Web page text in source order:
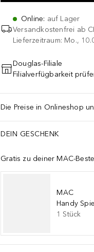
Online: auf Lager
Versandkostenfrei ab
Lieferzeitraum: Mo.,
Douglas-Filiale
Filialverfügbarkeit
Die Preise in Onlineshop
DEIN GESCHENK
Gratis zu deiner MAC-
MAC
Handy
1 Stück